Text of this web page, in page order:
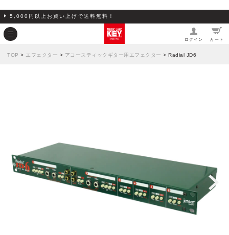
5,000円以上お買い上げで送料無料！
ログイン カート
TOP > エフェクター > アコースティックギター用エフェクター > Radial JD6